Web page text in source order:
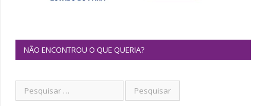
NÃO ENCONTROU O QUE QUERIA?